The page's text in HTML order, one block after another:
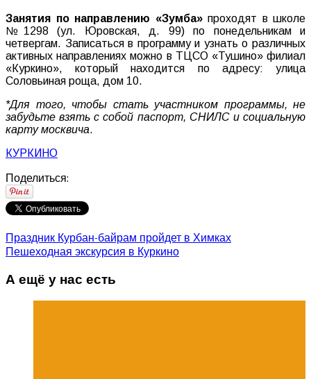
Занятия по направлению «Зумба»проходят в школе
№1298 (ул. Юровская, д. 99) по понедельникам и
четвергам. Записаться в программу и узнать о различных
активных направлениях можно в ТЦСО «Тушино» филиал
«Куркино», который находится по адресу: улица
Соловьиная роща, дом 10.
*Для того, чтобы стать участником программы, не
забудьте взять с собой паспорт, СНИЛС и социальную
карту москвича.
КУРКИНО
Поделиться:
Праздник Курбан-байрам пройдет в Химках
Пешеходная экскурсия в Куркино
А ещё у нас есть